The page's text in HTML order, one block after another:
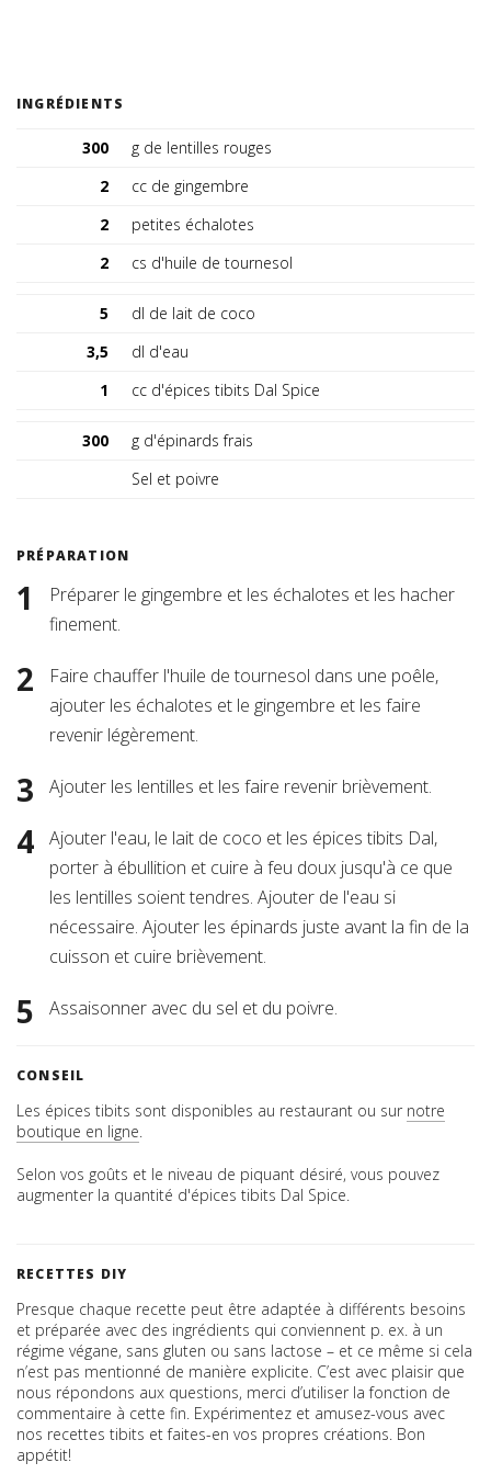
INGRÉDIENTS
300
g de lentilles rouges
2
cc de gingembre
2
petites échalotes
2
cs d'huile de tournesol
5
dl de lait de coco
3,5
dl d'eau
1
cc d'épices tibits Dal Spice
300
g d'épinards frais
Sel et poivre
PRÉPARATION
Préparer le gingembre et les échalotes et les hacher
finement.
Faire chauffer l'huile de tournesol dans une poêle,
ajouter les échalotes et le gingembre et les faire
revenir légèrement.
Ajouter les lentilles et les faire revenir brièvement.
Ajouter l'eau, le lait de coco et les épices tibits Dal,
porter à ébullition et cuire à feu doux jusqu'à ce que
les lentilles soient tendres. Ajouter de l'eau si
nécessaire. Ajouter les épinards juste avant la fin de la
cuisson et cuire brièvement.
Assaisonner avec du sel et du poivre.
CONSEIL
Les épices tibits sont disponibles au restaurant ou sur notre
boutique en ligne.
Selon vos goûts et le niveau de piquant désiré, vous pouvez
augmenter la quantité d'épices tibits Dal Spice.
RECETTES DIY
Presque chaque recette peut être adaptée à différents besoins
et préparée avec des ingrédients qui conviennent p. ex. à un
régime végane, sans gluten ou sans lactose – et ce même si cela
n’est pas mentionné de manière explicite. C’est avec plaisir que
nous répondons aux questions, merci d’utiliser la fonction de
commentaire à cette fin. Expérimentez et amusez-vous avec
nos recettes tibits et faites-en vos propres créations. Bon
appétit!